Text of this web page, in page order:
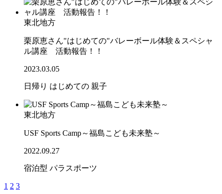
東北地方
栗原恵さん"はじめての"バレーボール体験＆スペシャ
ル講座 活動報告！！
2023.03.05
日帰り はじめての 親子
東北地方
USF Sports Camp～福島こども未来塾～
2022.09.27
宿泊型 パラスポーツ
1 2 3